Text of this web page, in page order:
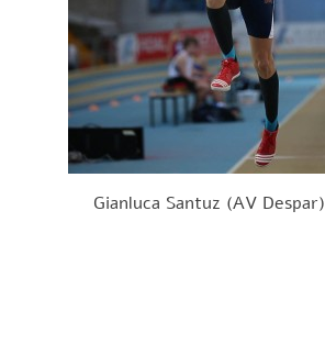
Gianluca Santuz (AV Despar)